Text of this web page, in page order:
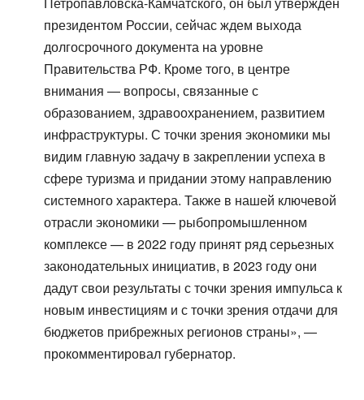
президентом России, сейчас ждем выхода
долгосрочного документа на уровне
Правительства РФ. Кроме того, в центре
внимания — вопросы, связанные с
образованием, здравоохранением, развитием
инфраструктуры. С точки зрения экономики мы
видим главную задачу в закреплении успеха в
сфере туризма и придании этому направлению
системного характера. Также в нашей ключевой
отрасли экономики — рыбопромышленном
комплексе — в 2022 году принят ряд серьезных
законодательных инициатив, в 2023 году они
дадут свои результаты с точки зрения импульса к
новым инвестициям и с точки зрения отдачи для
бюджетов прибрежных регионов страны», —
прокомментировал губернатор.